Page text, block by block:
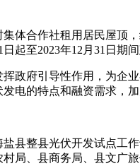
集体合作社租用居民屋
起至2023年12月31日期
挥政府引导性作用，为
电的特点和融资需求，
盐县整县光伏开发试点
局、县商务局、县文广